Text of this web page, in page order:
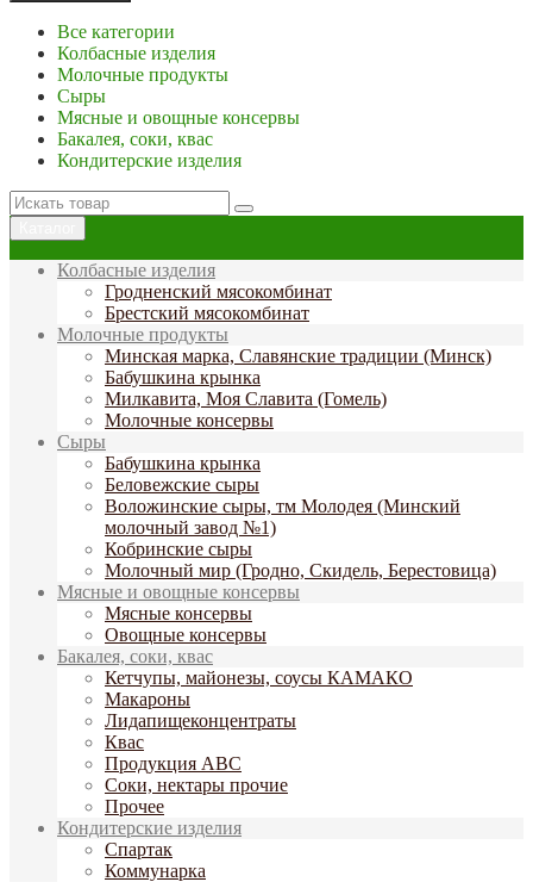
Все категории
Колбасные изделия
Молочные продукты
Сыры
Мясные и овощные консервы
Бакалея, соки, квас
Кондитерские изделия
Колбасные изделия
Гродненский мясокомбинат
Брестский мясокомбинат
Молочные продукты
Минская марка, Славянские традиции (Минск)
Бабушкина крынка
Милкавита, Моя Славита (Гомель)
Молочные консервы
Сыры
Бабушкина крынка
Беловежские сыры
Воложинские сыры, тм Молодея (Минский
молочный завод №1)
Кобринские сыры
Молочный мир (Гродно, Скидель, Берестовица)
Мясные и овощные консервы
Мясные консервы
Овощные консервы
Бакалея, соки, квас
Кетчупы, майонезы, соусы КАМАКО
Макароны
Лидапищеконцентраты
Квас
Продукция АВС
Соки, нектары прочие
Прочее
Кондитерские изделия
Спартак
Коммунарка